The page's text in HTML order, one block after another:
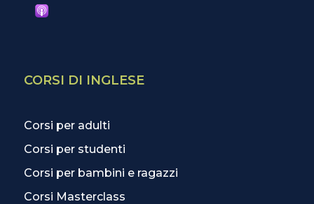
CORSI DI INGLESE
Corsi per adulti
Corsi per studenti
Corsi per bambini e ragazzi
Corsi Masterclass